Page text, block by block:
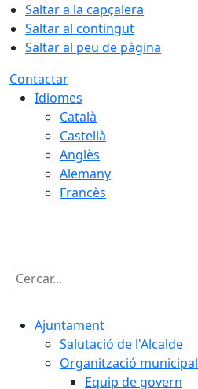
Saltar a la capçalera
Saltar al contingut
Saltar al peu de pàgina
Contactar
Idiomes
Català
Castellà
Anglès
Alemany
Francès
Cercar:
Ajuntament
Salutació de l'Alcalde
Organització municipal
Equip de govern